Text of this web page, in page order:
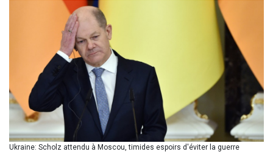
BBD 2.00813
BDT 123.418242
BHD 0.375989
BIF 2985.079791
BMD 1
BND 1.277602
BOB 11.849673
BRL 5.083304
BSD 0.997016
BTN 94.875232
BWP 13.457596
Ukraine: Scholz attendu à Moscou, timides espoirs d'éviter la guerre